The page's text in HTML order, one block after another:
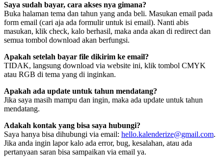
Saya sudah bayar, cara akses nya gimana?
Buka halaman tema dan tahun yang anda beli. Masukan email pada
form email (cari aja ada formulir untuk isi email). Nanti abis
masukan, klik check, kalo berhasil, maka anda akan di redirect dan
semua tombol download akan berfungsi.
Apakah setelah bayar file dikirim ke email?
TIDAK, langsung download via website ini, klik tombol CMYK
atau RGB di tema yang di inginkan.
Apakah ada update untuk tahun mendatang?
Jika saya masih mampu dan ingin, maka ada update untuk tahun
mendatang.
Adakah kontak yang bisa saya hubungi?
Saya hanya bisa dihubungi via email: hello.kalenderize@gmail.com.
Jika anda ingin lapor kalo ada error, bug, kesalahan, atau ada
pertanyaan saran bisa sampaikan via email ya.